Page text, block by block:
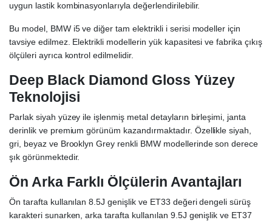
uygun lastik kombinasyonlarıyla değerlendirilebilir.
Bu model, BMW i5 ve diğer tam elektrikli i serisi modeller için
tavsiye edilmez. Elektrikli modellerin yük kapasitesi ve fabrika çıkış
ölçüleri ayrıca kontrol edilmelidir.
Deep Black Diamond Gloss Yüzey
Teknolojisi
Parlak siyah yüzey ile işlenmiş metal detayların birleşimi, janta
derinlik ve premium görünüm kazandırmaktadır. Özellikle siyah,
gri, beyaz ve Brooklyn Grey renkli BMW modellerinde son derece
şık görünmektedir.
Ön Arka Farklı Ölçülerin Avantajları
Ön tarafta kullanılan 8.5J genişlik ve ET33 değeri dengeli sürüş
karakteri sunarken, arka tarafta kullanılan 9.5J genişlik ve ET37